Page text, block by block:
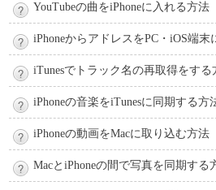
YouTubeの曲をiPhoneに入れる方法
iPhoneからアドレスをPC・iOS端末
iTunesでトラック名の再取得をする
iPhoneの音楽をiTunesに同期する方
iPhoneの動画をMacに取り込む方法
MacとiPhoneの間で写真を同期する